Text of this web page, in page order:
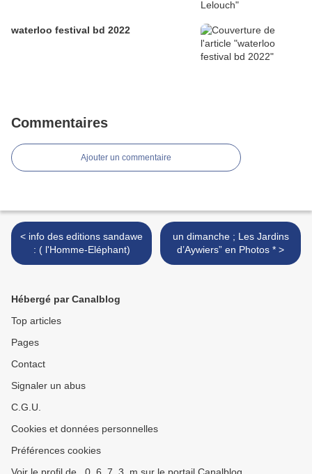
waterloo festival bd 2022
Commentaires
Ajouter un commentaire
< info des editions sandawe
: ( l'Homme-Eléphant)
un dimanche ; Les Jardins
d’Aywiers” en Photos * >
Hébergé par Canalblog
Top articles
Pages
Contact
Signaler un abus
C.G.U.
Cookies et données personnelles
Préférences cookies